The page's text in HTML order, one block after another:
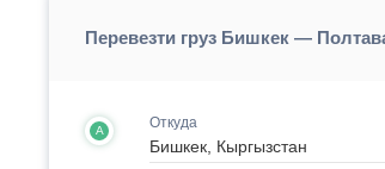
Перевезти груз Бишкек —
A Откуда